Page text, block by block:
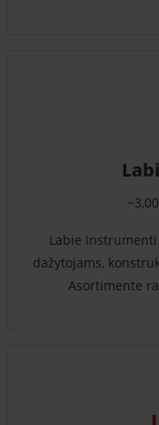
Labie
dažytojams,
Asortimente